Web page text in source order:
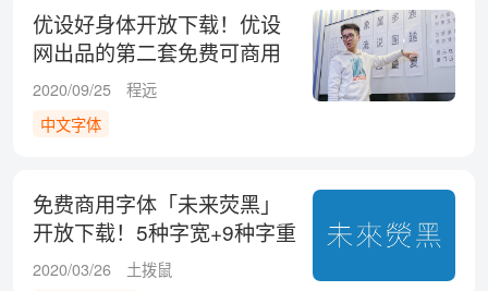
优设好身体开放下载！优设
网出品的第二套免费可商用
字体
2020/09/25
程远
中文字体
免费商用字体「未来荧黑」
开放下载！5种字宽+9种字重
超好用！
2020/03/26
土拨鼠